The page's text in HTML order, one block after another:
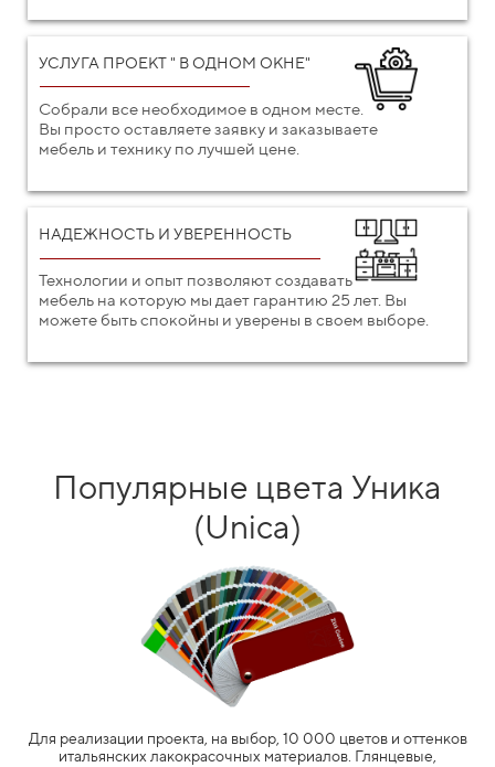
УСЛУГА ПРОЕКТ " В ОДНОМ ОКНЕ"
Собрали все необходимое в одном месте.
Вы просто оставляете заявку и заказываете
мебель и технику по лучшей цене.
НАДЕЖНОСТЬ И УВЕРЕННОСТЬ
Технологии и опыт позволяют создавать
мебель на которую мы дает гарантию 25 лет. Вы
можете быть спокойны и уверены в своем выборе.
Популярные цвета Уника
(Unica)
Для реализации проекта, на выбор, 10 000 цветов и оттенков
итальянских лакокрасочных материалов. Глянцевые,